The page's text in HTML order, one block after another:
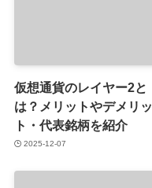
仮想通貨のレイヤー2と
は？メリットやデメリッ
ト・代表銘柄を紹介
2025-12-07